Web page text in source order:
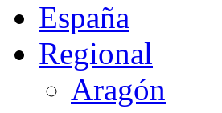
España
Regional
Aragón